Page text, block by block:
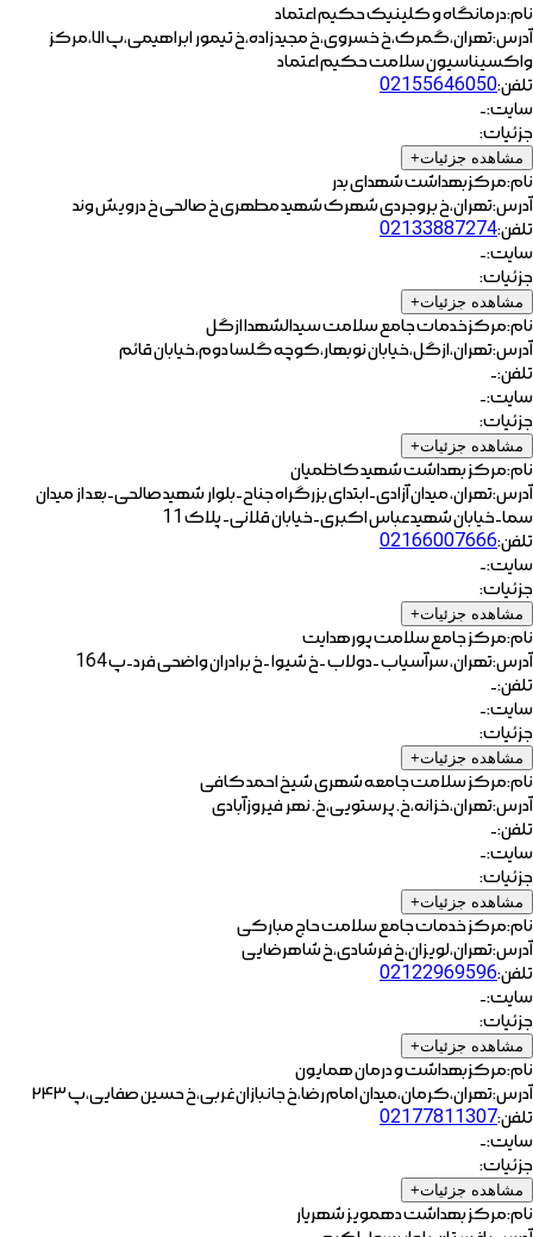
نام:درمانگاه و کلینیک حکیم اعتماد
آدرس:
تهران،گمرک،خ خسروی،خ مجید زاده،خ تیمور ابراهیمی،پ ۷۱،مرکز
واکسیناسیون سلامت حکیم اعتماد
تلفن:02155646050
سایت:-
جزئیات:
مشاهده جزئیات+
نام:مرکزبهداشت شهدای بدر
آدرس:تهران،خ بروجردی شهرک شهید مطهری خ صالحی خ درویش وند
تلفن:02133887274
سایت:-
جزئیات:
مشاهده جزئیات+
نام:مرکز‌خدمات جامع سلامت سیدالشهدا ازگل
آدرس:تهران،ازگل،خیابان نوبهار،کوچه گلسا دوم،خیابان قائم
تلفن:-
سایت:-
جزئیات:
مشاهده جزئیات+
نام:مرکز بهداشت شهید کاظمیان
آدرس:تهران، میدان آزادی-ابتدای بزرگراه جناح-بلوار شهید صالحی-بعد از میدان
سما-خیابان شهید عباس اکبری-خیابان قلانی- پلاک 11
تلفن:02166007666
سایت:-
جزئیات:
مشاهده جزئیات+
نام:مرکز جامع سلامت پورهدایت
آدرس:تهران، سرآسیاب -دولاب -خ شیوا -خ برادران واضحی فرد-پ 164
تلفن:-
سایت:-
جزئیات:
مشاهده جزئیات+
نام:مرکز سلامت جامعه شهری شیخ احمد کافی
آدرس:تهران،خزانه،خ. پرستویی،خ. نهر فیروزآبادی
تلفن:-
سایت:-
جزئیات:
مشاهده جزئیات+
نام:مرکز خدمات جامع سلامت حاج مبارکی
آدرس:تهران،لویزان،خ فرشادی،خ شاهرضایی
تلفن:02122969596
سایت:-
جزئیات:
مشاهده جزئیات+
نام:مرکزبهداشت و درمان همایون
آدرس:تهران،کرمان،میدان امام رضا،خ جانبازان غربی،خ حسین صفایی،پ ۲۴۳
تلفن:02177811307
سایت:-
جزئیات:
مشاهده جزئیات+
نام:مرکز بهداشت دهمویز شهریار